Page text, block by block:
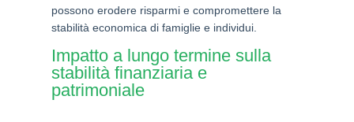
possono erodere risparmi e compromettere la
stabilità economica di famiglie e individui.
Impatto a lungo termine sulla
stabilità finanziaria e
patrimoniale